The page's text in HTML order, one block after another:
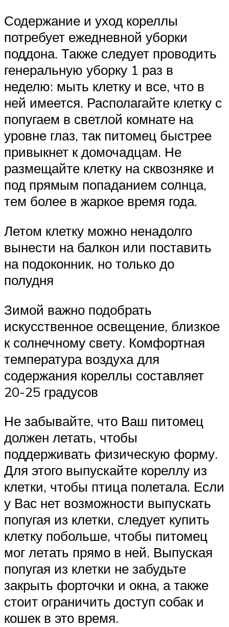
Содержание и уход кореллы
потребует ежедневной уборки
поддона. Также следует проводить
генеральную уборку 1 раз в
неделю: мыть клетку и все, что в
ней имеется. Располагайте клетку с
попугаем в светлой комнате на
уровне глаз, так питомец быстрее
привыкнет к домочадцам. Не
размещайте клетку на сквозняке и
под прямым попаданием солнца,
тем более в жаркое время года.
Летом клетку можно ненадолго
вынести на балкон или поставить
на подоконник, но только до
полудня
Зимой важно подобрать
искусственное освещение, близкое
к солнечному свету. Комфортная
температура воздуха для
содержания кореллы составляет
20-25 градусов
Не забывайте, что Ваш питомец
должен летать, чтобы
поддерживать физическую форму.
Для этого выпускайте кореллу из
клетки, чтобы птица полетала. Если
у Вас нет возможности выпускать
попугая из клетки, следует купить
клетку побольше, чтобы питомец
мог летать прямо в ней. Выпуская
попугая из клетки не забудьте
закрыть форточки и окна, а также
стоит ограничить доступ собак и
кошек в это время.